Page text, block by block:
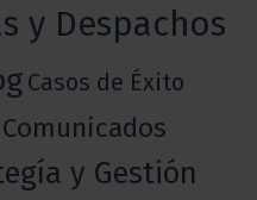
y Despachos
Casos de Éxito
Comunicados
y Gestión